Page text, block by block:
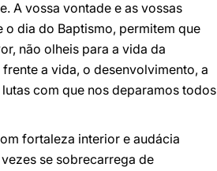
A vossa vontade e as vossas
dia do Baptismo, permitem que
não olheis para a vida da
a vida, o desenvolvimento, a
com que nos deparamos todos
fortaleza interior e audácia
se sobrecarrega de